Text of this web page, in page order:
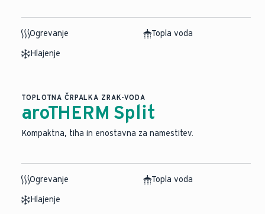
Ogrevanje
Topla voda
Hlajenje
TOPLOTNA ČRPALKA ZRAK-VODA
aroTHERM Split
⁠Kompaktna, tiha in enostavna za namestitev.
Ogrevanje
Topla voda
Hlajenje